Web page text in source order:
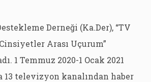
Derneği (Ka.Der), “TV
Arası Uçurum”
1 Temmuz 2020-1 Ocak 2021
13 televizyon kanalından haber